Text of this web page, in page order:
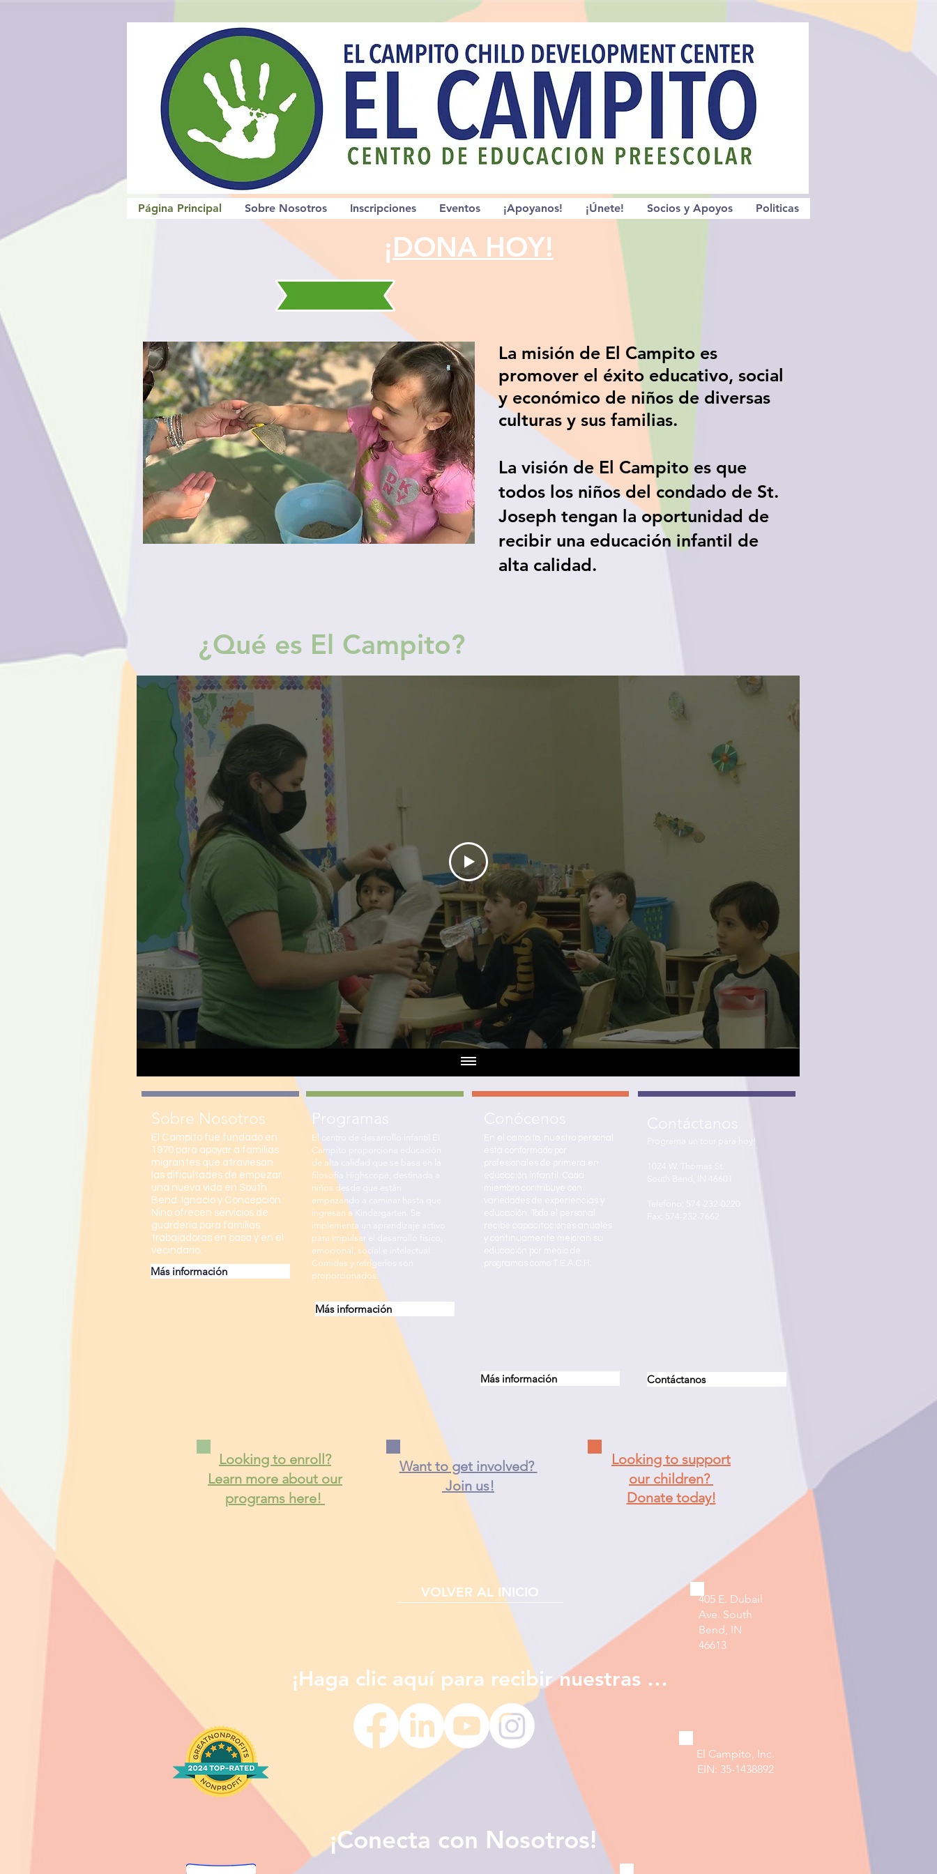
Página Principal Sobre Nosotros Inscripciones Eventos ¡Apoyanos! ¡Únete! Socios y Apoyos Politicas
¡DONA HOY!
La misión de El Campito es
promover el éxito educativo, social
y económico de niños de diversas
culturas y sus familias.
La visión de El Campito es que
todos los niños del condado de St.
Joseph tengan la oportunidad de
recibir una educación infantil de
alta calidad.
¿Qué es El Campito?
Sobre Nosotros
El Campito fue fundado en
1970 para apoyar a familias
migrantes que atraviesan
las dificultad es de empezar
una nueva vida en South
Bend. Ignacio y Concepción
Nino ofrecen servicios de
guardería para familias
trabajadoras en casa y en el
vecindario.
Más información
Programas
El centro de desarrollo infantil El
Campito proporciona educación
de alta calidad que se basa en la
filosofía Highscope, destinada a
niños desde que están
empezando a caminar hasta que
ingresan a Kindergarten. Se
implementa un aprendizaje activo
para impulsar el desarrollo físico,
emocional, social e intelectual.
Comidas y refrigerios son
proporcionados.
Más información
Conócenos
En el campito, nuestro personal
está conformado por
profesionales de primera en
educación infantil. Cada
miembro contribuye con
variedades de experiencias y
educación. Todo el personal
recibe capacitaciones anuales
y continuamente mejoran su
educación por medio de
programas como T.E.A.C.H.
Más información
Contáctanos
Programa un tour para hoy!
1024 W. Thomas St.
South Bend, IN 46601
Telefono: 574-232-0220
Fax: 574-232-7662
Contáctanos
Looking to enroll?
Learn more about our
programs here!
Want to get involved?
Join us!
Looking to support
our children?
Donate today!
VOLVER AL INICIO
¡Haga clic aquí para recibir nuestras noticias!
405 E. Dubail
Ave. South
Bend, IN
46613
El Campito, Inc.
EIN: 35-1438892
¡Conecta con Nosotros!